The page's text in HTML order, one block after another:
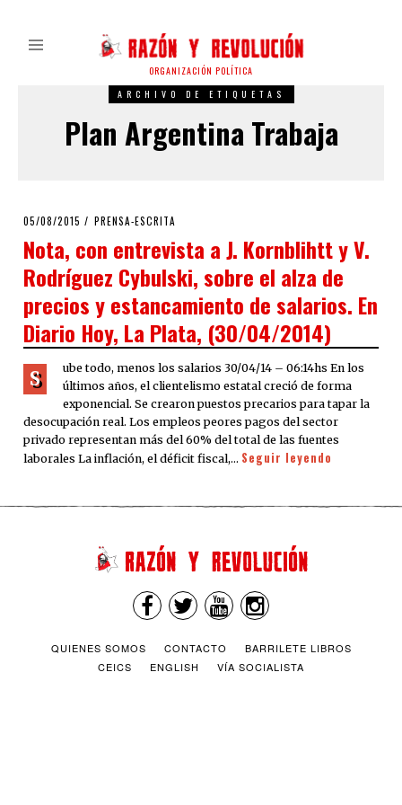
ORGANIZACIÓN POLÍTICA
ARCHIVO DE ETIQUETAS
Plan Argentina Trabaja
POSTED
05/08/2015 PRENSA-ESCRITA
Nota, con entrevista a J. Kornblihtt y V.
Rodríguez Cybulski, sobre el alza de
precios y estancamiento de salarios. En
Diario Hoy, La Plata, (30/04/2014)
S
ube todo, menos los salarios 30/04/14 – 06:14hs En los
últimos años, el clientelismo estatal creció de forma
exponencial. Se crearon puestos precarios para tapar la
desocupación real. Los empleos peores pagos del sector
privado representan más del 60% del total de las fuentes
laborales La inflación, el déficit fiscal,… Seguir leyendo
QUIENES SOMOS CONTACTO
BARRILETE LIBROS
CEICS
ENGLISH VÍA SOCIALISTA